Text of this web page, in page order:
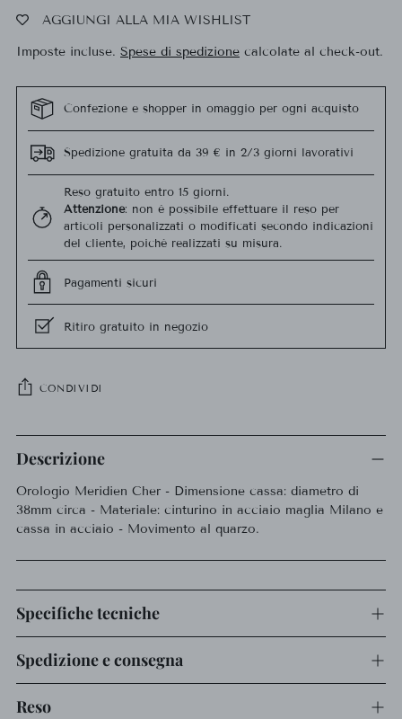
AGGIUNGI ALLA MIA WISHLIST
Imposte incluse. Spese di spedizione calcolate al check-out.
Confezione e shopper in omaggio per ogni acquisto
Spedizione gratuita da 39 € in 2/3 giorni lavorativi
Reso gratuito entro 15 giorni.
Attenzione: non è possibile effettuare il reso per
articoli personalizzati o modificati secondo indicazioni
del cliente, poiché realizzati su misura.
Pagamenti sicuri
Ritiro gratuito in negozio
CONDIVIDI
Aggiungere
un
al
carrello...
Descrizione
Orologio Meridien Cher - Dimensione cassa: diametro di
38mm circa - Materiale: cinturino in acciaio maglia Milano e
cassa in acciaio - Movimento al quarzo.
Specifiche tecniche
Spedizione e consegna
Reso